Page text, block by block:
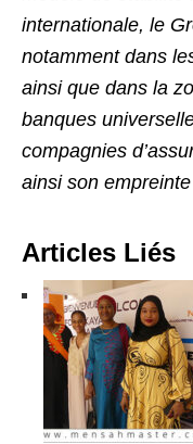
internationale, le
notamment dans
ainsi que dans la
banques
compagnies
ainsi son
Articles Liés